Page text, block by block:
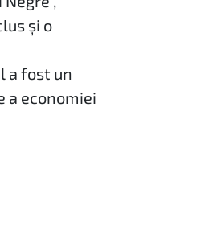
și o
a fost un
a economiei